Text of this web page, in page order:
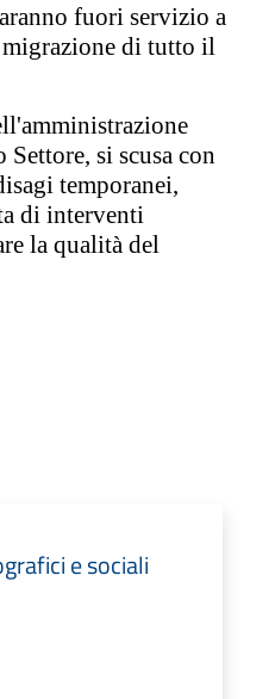
fuori servizio a
di tutto il
si scusa con
temporanei,
di interventi
la qualità del
e sociali